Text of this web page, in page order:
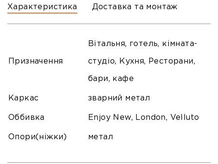
Характеристика Доставка та монтаж
Призначення
Вітальня, готель, кімната-
студіо, Кухня, Ресторани,
бари, кафе
Каркас зварний метал
Оббивка Enjoy New, London, Velluto
Опори(ніжки) метал